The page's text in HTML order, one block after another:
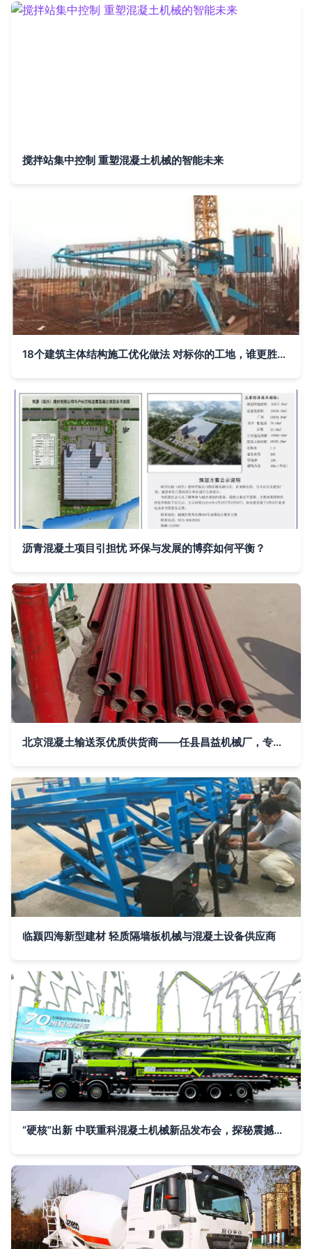
搅拌站集中控制 重塑混凝土机械的智能未来
18个建筑主体结构施工优化做法 对标你的工地，谁更胜一筹？
沥青混凝土项目引担忧 环保与发展的博弈如何平衡？
北京混凝土输送泵优质供货商——任县昌益机械厂，专注混凝土机械品质服务
临颍四海新型建材 轻质隔墙板机械与混凝土设备供应商
“硬核”出新 中联重科混凝土机械新品发布会，探秘震撼行业的尖端技术